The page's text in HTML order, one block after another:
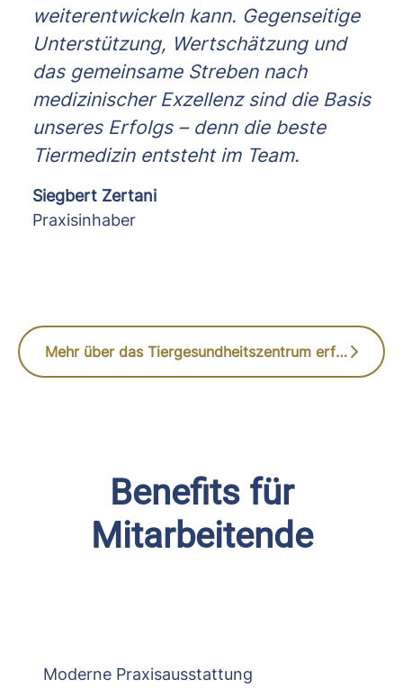
weiterentwickeln kann. Gegenseitige
Unterstützung, Wertschätzung und
das gemeinsame Streben nach
medizinischer Exzellenz sind die Basis
unseres Erfolgs – denn die beste
Tiermedizin entsteht im Team.
Siegbert Zertani
Praxisinhaber
Mehr über das Tiergesundheitszentrum erfahren
Benefits für
Mitarbeitende
Moderne Praxisausstattung